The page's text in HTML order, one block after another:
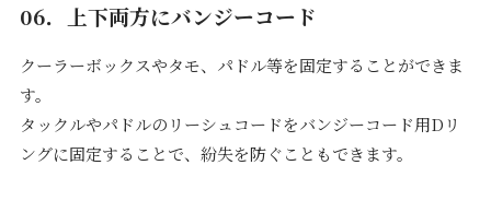
06．上下両方にバンジーコード
クーラーボックスやタモ、パドル等を固定することができま
す。
タックルやパドルのリーシュコードをバンジーコード用Dリ
ングに固定することで、紛失を防ぐこともできます。